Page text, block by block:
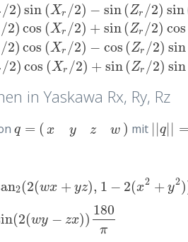
/2) sin (Xr /2) − sin (Zr /2) sin
/2) cos (Xr /2) + sin (Zr /2) cos
/2) cos (Xr /2) − cos (Zr /2) sin
/2) cos (Xr /2) + sin (Zr /2) sin
r 2) (Zr/2)sin Y cos(Xr / 2) =
in Yaskawa Rx, Ry, Rz
q = ( x y z w )
q=(x yzw mit | |q| | =
|q |=
2(2(wx + yz), 1 − 2(x2 + y2)
(2(wy − zx))
180
π
2(wx+yz), 1− 2(x2+ y2))180